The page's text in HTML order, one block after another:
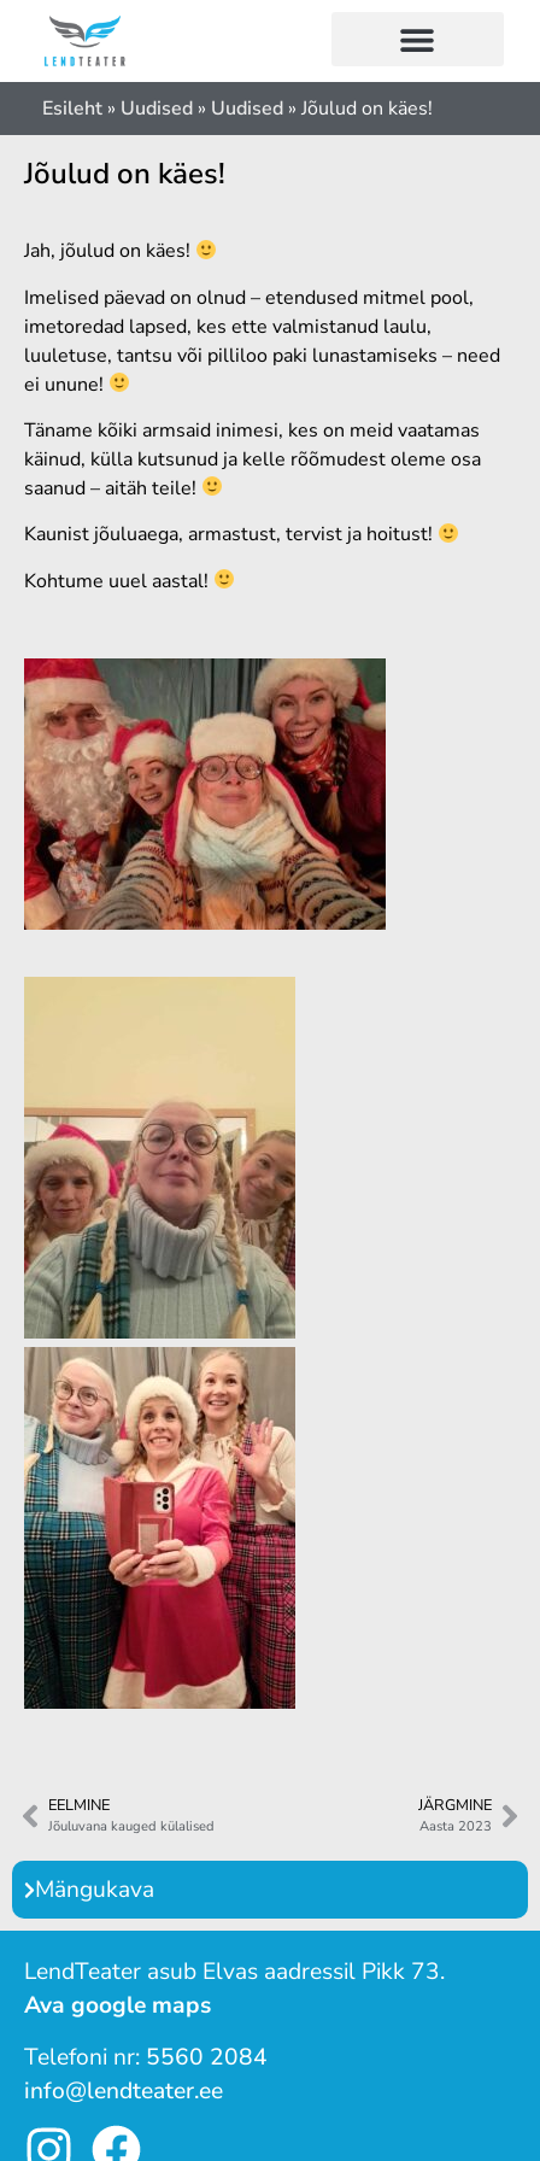
Esileht » Uudised » Uudised » Jõulud on käes!
Jõulud on käes!
Jah, jõulud on käes!
Imelised päevad on olnud – etendused mitmel pool,
imetoredad lapsed, kes ette valmistanud laulu,
luuletuse, tantsu või pilliloo paki lunastamiseks – need
ei unune!
Täname kõiki armsaid inimesi, kes on meid vaatamas
käinud, külla kutsunud ja kelle rõõmudest oleme osa
saanud – aitäh teile!
Kaunist jõuluaega, armastust, tervist ja hoitust!
Kohtume uuel aastal!
EELMINE
Jõuluvana kauged külalised
JÄRGMINE
Aasta 2023
Mängukava
LendTeater asub Elvas aadressil Pikk 73.
Ava google maps
Telefoni nr: 5560 2084
info@lendteater.ee